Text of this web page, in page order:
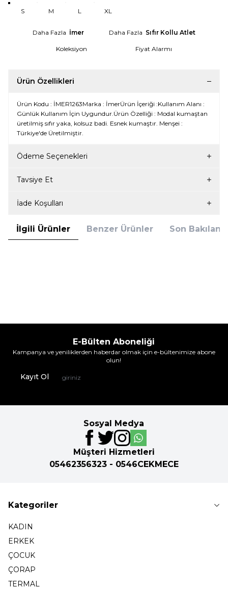
S M L XL
Daha Fazla İmer Daha Fazla Sıfır Kollu Atlet
Koleksiyon Fiyat Alarmı
Ürün Özellikleri
Ürün Kodu : İMER1263Marka : İmerÜrün İçeriği :Kullanım Alanı :
Günlük Kullanım İçin Uygundur.Ürün Özelliği : Modal kumaştan
üretilmiş sıfır yaka, kolsuz badi. Esnek kumaştır. Menşei :
Türkiye'de Üretilmiştir.
Ödeme Seçenekleri
Tavsiye Et
İade Koşulları
İlgili Ürünler Benzer Ürünler Son
E-Bülten Aboneliği
Kampanya ve yeniliklerden haberdar olmak için e-bültenimize abone
olun!
Kayıt Ol
Sosyal Medya
Müşteri Hizmetleri
05462356323 - 0546CEKMECE
Kategoriler
KADIN
ERKEK
ÇOCUK
ÇORAP
TERMAL